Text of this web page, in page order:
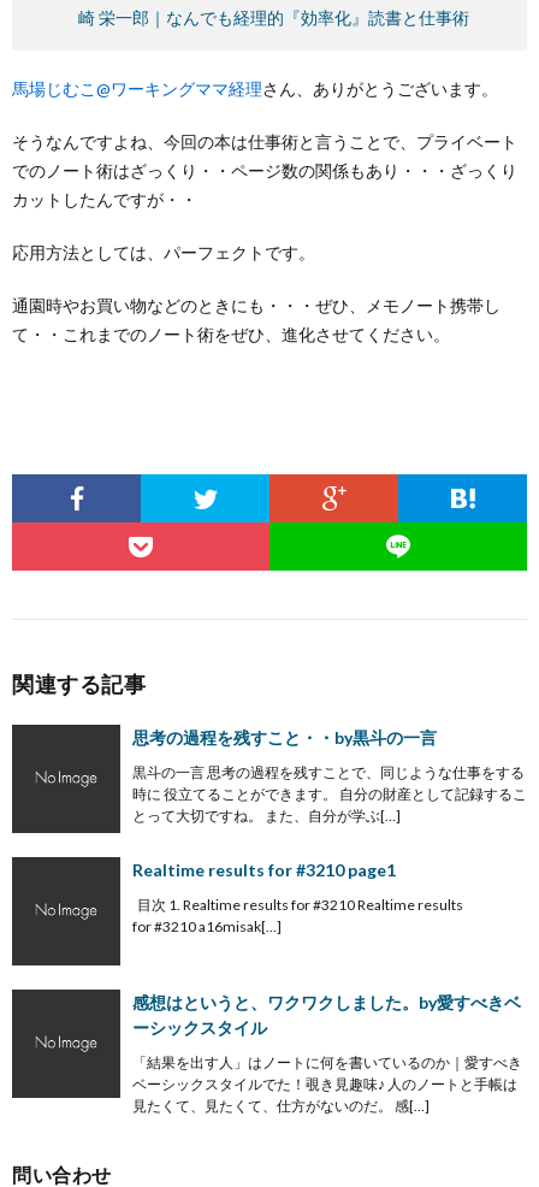
崎 栄一郎｜なんでも経理的『効率化』読書と仕事術
馬場じむこ@ワーキングママ経理さん、ありがとうございます。
そうなんですよね、今回の本は仕事術と言うことで、プライベート
でのノート術はざっくり・・ページ数の関係もあり・・・ざっくり
カットしたんですが・・
応用方法としては、パーフェクトです。
通園時やお買い物などのときにも・・・ぜひ、メモノート携帯し
て・・これまでのノート術をぜひ、進化させてください。
関連する記事
思考の過程を残すこと・・by黒斗の一言
黒斗の一言 思考の過程を残すことで、同じような仕事をする
時に 役立てることができます。 自分の財産として記録するこ
とって大切ですね。 また、自分が学ぶ[…]
Realtime results for #3210 page1
目次 1. Realtime results for #3210 Realtime results
for #3210 a16misak[…]
感想はというと、ワクワクしました。by愛すべきベ
ーシックスタイル
「結果を出す人」はノートに何を書いているのか｜愛すべき
ベーシックスタイルでた！覗き見趣味♪ 人のノートと手帳は
見たくて、見たくて、仕方がないのだ。 感[…]
問い合わせ